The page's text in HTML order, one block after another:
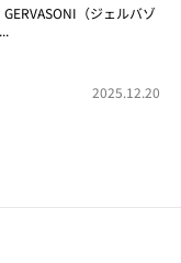
（ジェルバゾ
2025.12.20